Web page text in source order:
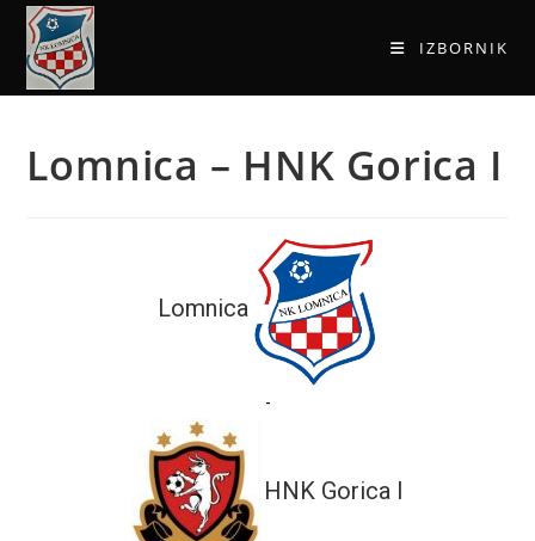
IZBORNIK
Lomnica – HNK Gorica I
Lomnica
-
HNK Gorica I